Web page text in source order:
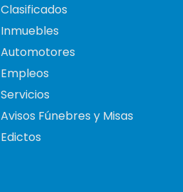
Clasificados
Inmuebles
Automotores
Empleos
Servicios
Avisos Fúnebres y Misas
Edictos